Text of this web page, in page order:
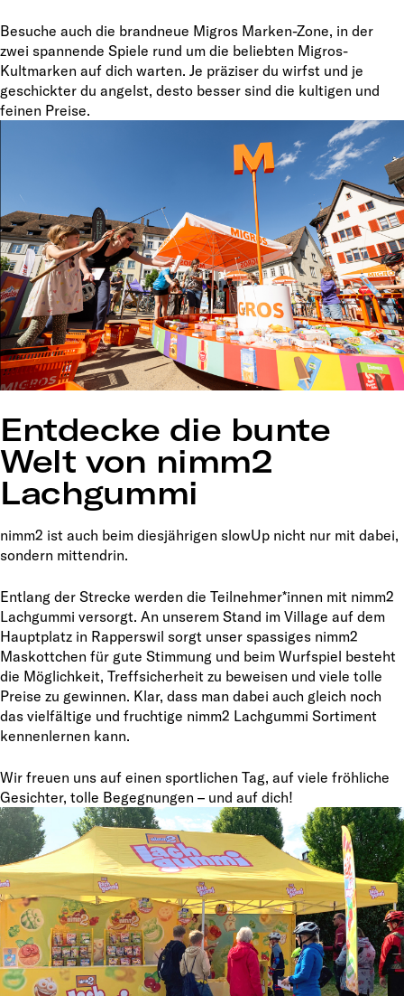
Besuche auch die brandneue Migros Marken-Zone, in der
zwei spannende Spiele rund um die beliebten Migros-
Kultmarken auf dich warten. Je präziser du wirfst und je
geschickter du angelst, desto besser sind die kultigen und
feinen Preise.
Entdecke die bunte
Welt von nimm2
Lachgummi
nimm2 ist auch beim diesjährigen slowUp nicht nur mit dabei,
sondern mittendrin.
Entlang der Strecke werden die Teilnehmer*innen mit nimm2
Lachgummi versorgt. An unserem Stand im Village auf dem
Hauptplatz in Rapperswil sorgt unser spassiges nimm2
Maskottchen für gute Stimmung und beim Wurfspiel besteht
die Möglichkeit, Treffsicherheit zu beweisen und viele tolle
Preise zu gewinnen. Klar, dass man dabei auch gleich noch
das vielfältige und fruchtige nimm2 Lachgummi Sortiment
kennenlernen kann.
Wir freuen uns auf einen sportlichen Tag, auf viele fröhliche
Gesichter, tolle Begegnungen – und auf dich!